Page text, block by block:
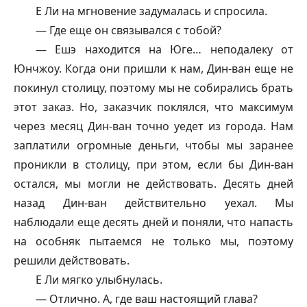
Е Ли на мгновение задумалась и спросила.
— Где еще он связывался с тобой?
— Ешэ находится на Юге… неподалеку от
Юнчжоу. Когда они пришли к нам, Дин-ван еще не
покинул столицу, поэтому мы не собирались брать
этот заказ. Но, заказчик поклялся, что максимум
через месяц Дин-ван точно уедет из города. Нам
заплатили огромные деньги, чтобы мы заранее
проникли в столицу, при этом, если бы Дин-ван
остался, мы могли не действовать. Десять дней
назад Дин-ван действительно уехал. Мы
наблюдали еще десять дней и поняли, что напасть
на особняк пытаемся не только мы, поэтому
решили действовать.
Е Ли мягко улыбнулась.
— Отлично. А, где ваш настоящий глава?